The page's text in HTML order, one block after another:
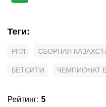
Теги:
РПЛ СБОРНАЯ
БЕТСИТИ ЧЕМПИОНАТ
Рейтинг: 5